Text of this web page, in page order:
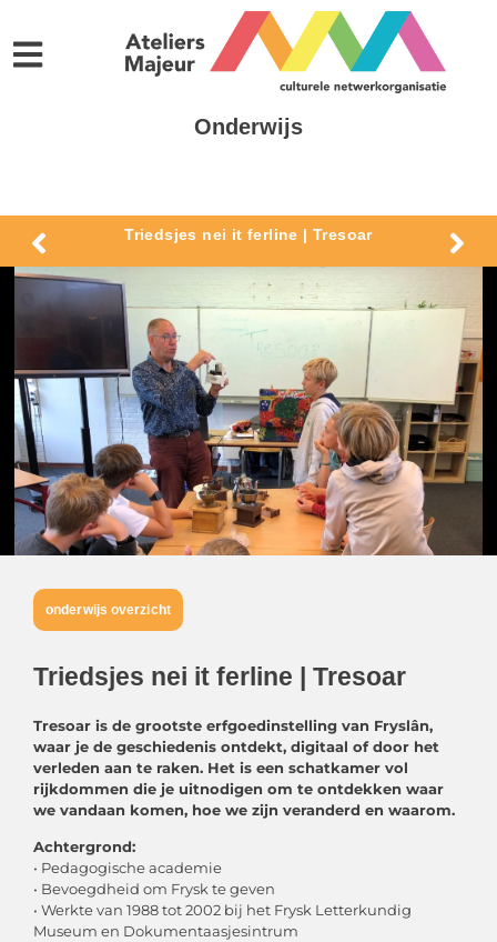
Onderwijs
Triedsjes nei it ferline | Tresoar
onderwijs overzicht
Triedsjes nei it ferline | Tresoar
Tresoar is de grootste erfgoedinstelling van Fryslân,
waar je de geschiedenis ontdekt, digitaal of door het
verleden aan te raken. Het is een schatkamer vol
rijkdommen die je uitnodigen om te ontdekken waar
we vandaan komen, hoe we zijn veranderd en waarom.
Achtergrond:
• Pedagogische academie
• Bevoegdheid om Frysk te geven
• Werkte van 1988 tot 2002 bij het Frysk Letterkundig
Museum en Dokumentaasjesintrum